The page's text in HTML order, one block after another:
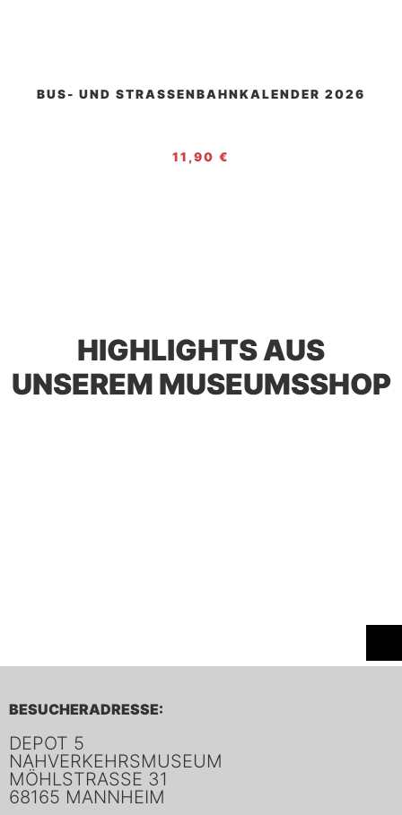
BUS- UND STRASSENBAHNKALENDER 2026
11,90 €
HIGHLIGHTS AUS
UNSEREM MUSEUMSSHOP
BESUCHERADRESSE:
DEPOT 5
NAHVERKEHRSMUSEUM
MÖHLSTRASSE 31
68165 MANNHEIM